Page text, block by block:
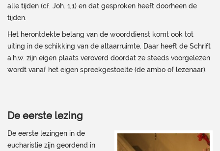
alle tijden (cf. Joh. 1,1) en dat gesproken heeft doorheen de
tijden.
Het herontdekte belang van de woorddienst komt ook tot
uiting in de schikking van de altaarruimte. Daar heeft de Schrift
a.h.w. zijn eigen plaats veroverd doordat ze steeds voorgelezen
wordt vanaf het eigen spreekgestoelte (de ambo of lezenaar).
De eerste lezing
De eerste lezingen in de
eucharistie zijn geordend in